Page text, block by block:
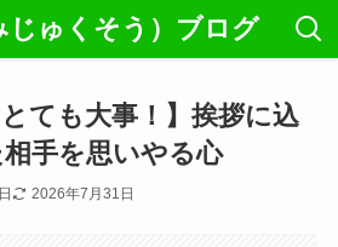
じゅくそう）ブログ
とても大事！】挨拶に込
手を思いやる心
2026年7月31日